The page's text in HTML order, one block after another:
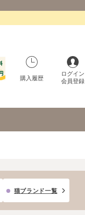
購入履歴
ログイン
会員登録
猫ブランド一覧